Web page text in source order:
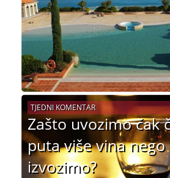
Zašto uvozimo čak
puta više vina nego
izvozimo?
TJEDNI KOMENTAR